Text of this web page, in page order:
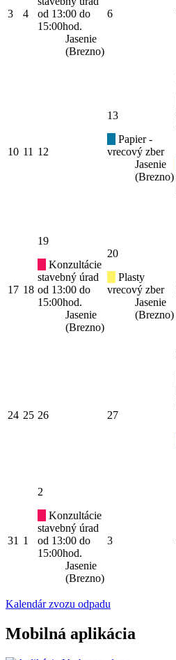
3 4
od 13:00 do
15:00hod.
Jasenie
(Brezno)
6
10 11 12
13
Papier -
vrecový zber
Jasenie
(Brezno)
17 18
19
Konzultácie
stavebný úrad
od 13:00 do
15:00hod.
Jasenie
(Brezno)
20
Plasty
vrecový zber
Jasenie
(Brezno)
24 25 26 27
31 1
2
Konzultácie
stavebný úrad
od 13:00 do
15:00hod.
Jasenie
(Brezno)
3
Kalendár zvozu odpadu
Mobilná aplikácia